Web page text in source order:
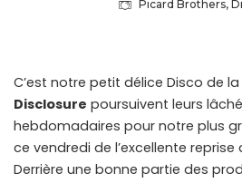
Picard Brothers,
C’est notre petit délice Disco de la
Disclosure poursuivent leurs
hebdomadaires pour notre plus
ce vendredi de l’excellente reprise
Derrière une bonne partie des